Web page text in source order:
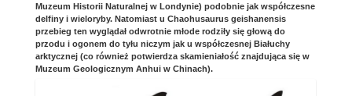
Muzeum Historii Naturalnej w Londynie) podobnie jak współczesne
delfiny i wieloryby. Natomiast u Chaohusaurus geishanensis
przebieg ten wyglądał odwrotnie młode rodziły się głową do
przodu i ogonem do tyłu niczym jak u współczesnej Białuchy
arktycznej (co również potwierdza skamieniałość znajdująca się w
Muzeum Geologicznym Anhui w Chinach).